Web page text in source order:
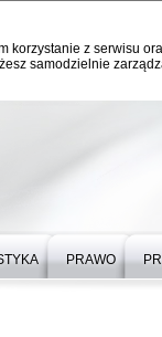
korzystanie z serwisu
samodzielnie
PRAWO